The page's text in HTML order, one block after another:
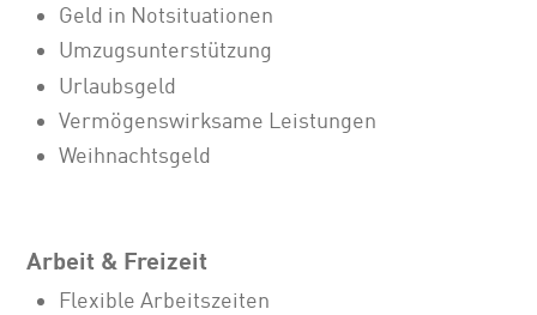
Geld in Notsituationen
Umzugsunterstützung
Urlaubsgeld
Vermögenswirksame Leistungen
Weihnachtsgeld
Arbeit & Freizeit
Flexible Arbeitszeiten